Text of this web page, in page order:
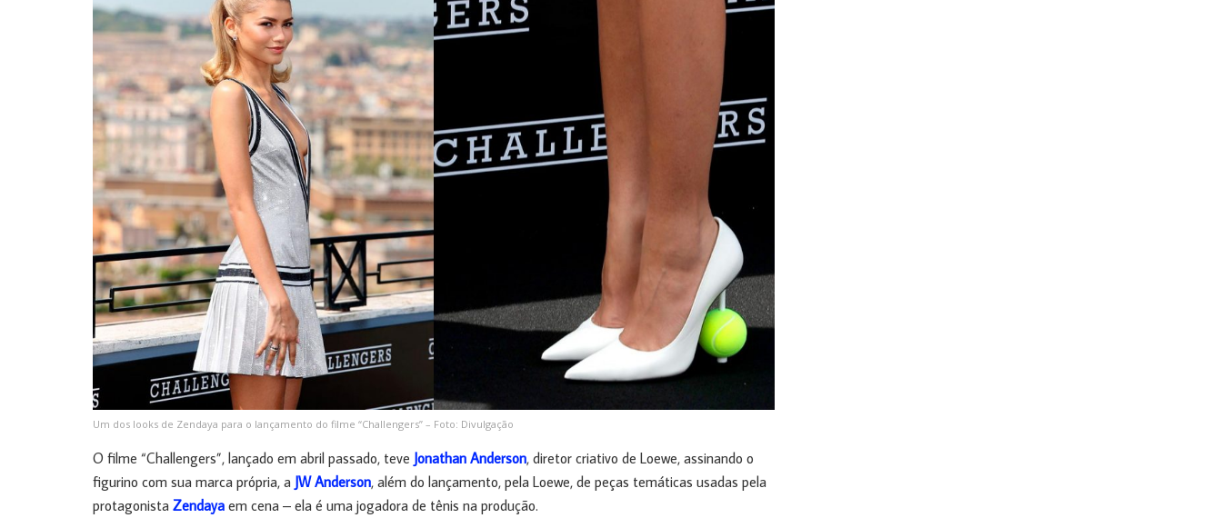
Um dos looks de Zendaya para o lançamento do filme “Challengers” – Foto: Divulgação
O filme “Challengers”, lançado em abril passado, teve Jonathan Anderson, diretor criativo de Loewe, assinando o
figurino com sua marca própria, a JW Anderson, além do lançamento, pela Loewe, de peças temáticas usadas pela
protagonista Zendaya em cena – ela é uma jogadora de tênis na produção.